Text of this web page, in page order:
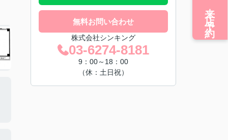
無料お問い合わせ
株式会社シンキング
03-6274-8181
9：00～18：00
（休：土日祝）
来店予約